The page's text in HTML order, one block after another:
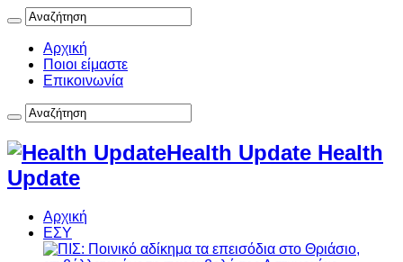
Αρχική
Ποιοι είμαστε
Επικοινωνία
Health Update Health
Update
Αρχική
ΕΣΥ